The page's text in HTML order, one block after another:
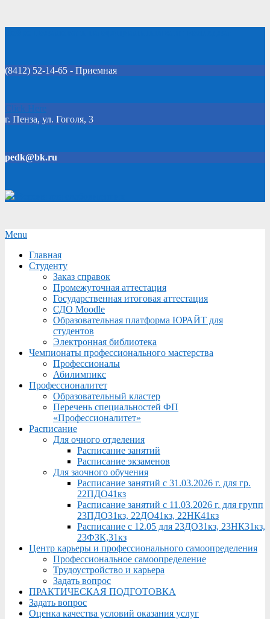
(8412) 52-14-65 - Приемная
Click Here
г. Пенза, ул. Гоголя, 3
pedk@bk.ru
Secondary
Menu
Menu
Главная
Студенту
Заказ справок
Промежуточная аттестация
Государственная итоговая аттестация
СДО Moodle
Образовательная платформа ЮРАЙТ для
студентов
Электронная библиотека
Чемпионаты профессионального мастерства
Профессионалы
Абилимпикс
Профессионалитет
Образовательный кластер
Перечень специальностей ФП
«Профессионалитет»
Расписание
Для очного отделения
Расписание занятий
Расписание экзаменов
Для заочного обучения
Расписание занятий с 31.03.2026 г. для гр.
22ПДО41кз
Расписание занятий с 11.03.2026 г. для групп
23ПДО31кз, 22ДО41кз, 22НК41кз
Расписание с 12.05 для 23ДО31кз, 23НК31кз,
23ФЗК,31кз
Центр карьеры и профессионального самоопределения
Профессиональное самоопределение
Трудоустройство и карьера
Задать вопрос
ПРАКТИЧЕСКАЯ ПОДГОТОВКА
Задать вопрос
Оценка качества условий оказания услуг